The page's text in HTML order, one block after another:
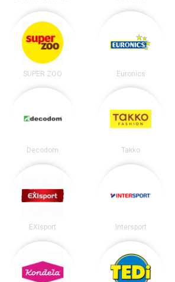
SUPER ZOO Euronics
Decodom Takko
EXIsport Intersport